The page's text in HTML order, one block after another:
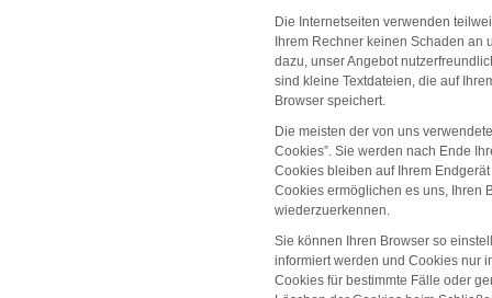
Die Internetseiten verwenden
Ihrem Rechner keinen Schaden
dazu, unser Angebot
sind kleine Textdateien, die auf
Browser speichert.
Die meisten der von uns
Cookies”. Sie werden nach Ende
Cookies bleiben auf Ihrem
Cookies ermöglichen es uns, Ihren
wiederzuerkennen.
Sie können Ihren Browser so
informiert werden und Cookies nur
Cookies für bestimmte Fälle oder